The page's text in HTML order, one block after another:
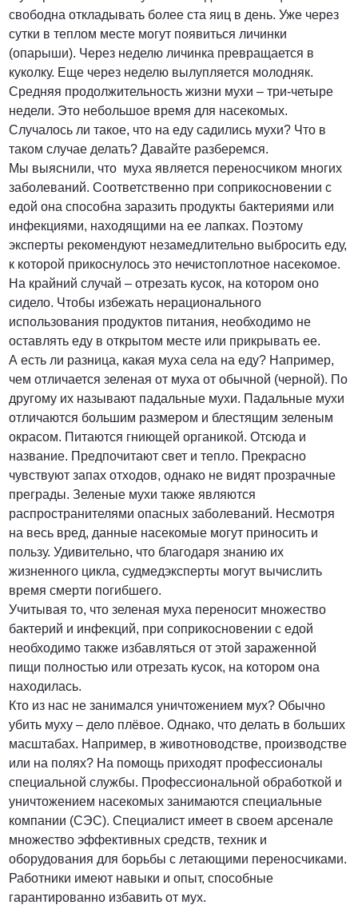
свободна откладывать более ста яиц в день. Уже через
сутки в теплом месте могут появиться личинки
(опарыши). Через неделю личинка превращается в
куколку. Еще через неделю вылупляется молодняк.
Средняя продолжительность жизни мухи – три-четыре
недели. Это небольшое время для насекомых.
Случалось ли такое, что на еду садились мухи? Что в
таком случае делать? Давайте разберемся.
Мы выяснили, что муха является переносчиком многих
заболеваний. Соответственно при соприкосновении с
едой она способна заразить продукты бактериями или
инфекциями, находящими на ее лапках. Поэтому
эксперты рекомендуют незамедлительно выбросить еду,
к которой прикоснулось это нечистоплотное насекомое.
На крайний случай – отрезать кусок, на котором оно
сидело. Чтобы избежать нерационального
использования продуктов питания, необходимо не
оставлять еду в открытом месте или прикрывать ее.
А есть ли разница, какая муха села на еду? Например,
чем отличается зеленая от муха от обычной (черной). По
другому их называют падальные мухи. Падальные мухи
отличаются большим размером и блестящим зеленым
окрасом. Питаются гниющей органикой. Отсюда и
название. Предпочитают свет и тепло. Прекрасно
чувствуют запах отходов, однако не видят прозрачные
преграды. Зеленые мухи также являются
распространителями опасных заболеваний. Несмотря
на весь вред, данные насекомые могут приносить и
пользу. Удивительно, что благодаря знанию их
жизненного цикла, судмедэксперты могут вычислить
время смерти погибшего.
Учитывая то, что зеленая муха переносит множество
бактерий и инфекций, при соприкосновении с едой
необходимо также избавляться от этой зараженной
пищи полностью или отрезать кусок, на котором она
находилась.
Кто из нас не занимался уничтожением мух? Обычно
убить муху – дело плёвое. Однако, что делать в больших
масштабах. Например, в животноводстве, производстве
или на полях? На помощь приходят профессионалы
специальной службы. Профессиональной обработкой и
уничтожением насекомых занимаются специальные
компании (СЭС). Специалист имеет в своем арсенале
множество эффективных средств, техник и
оборудования для борьбы с летающими переносчиками.
Работники имеют навыки и опыт, способные
гарантированно избавить от мух.